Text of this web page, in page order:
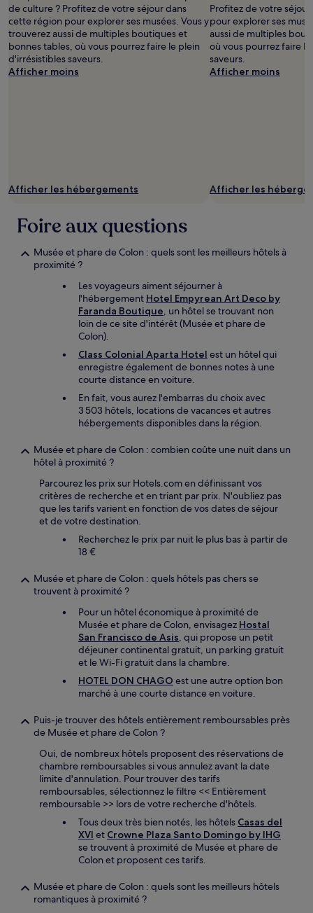
de culture ? Profitez de votre séjour dans
cette région pour explorer ses musées. Vous y
trouverez aussi de multiples boutiques et
bonnes tables, où vous pourrez faire le plein
d'irrésistibles saveurs.
Afficher moins
Afficher les hébergements
Profitez de votre
pour explorer ses
aussi de multiples
où vous pourrez faire
saveurs.
Afficher moins
Afficher les
Foire aux questions
Musée et phare de Colon : quels sont les meilleurs hôtels à
proximité ?
Les voyageurs aiment séjourner à
l'hébergement Hotel Empyrean Art Deco by
Faranda Boutique, un hôtel se trouvant non
loin de ce site d'intérêt (Musée et phare de
Colon).
Class Colonial Aparta Hotel est un hôtel qui
enregistre également de bonnes notes à une
courte distance en voiture.
En fait, vous aurez l'embarras du choix avec
3 503 hôtels, locations de vacances et autres
hébergements disponibles dans la région.
Musée et phare de Colon : combien coûte une nuit dans un
hôtel à proximité ?
Parcourez les prix sur Hotels.com en définissant vos
critères de recherche et en triant par prix. N'oubliez pas
que les tarifs varient en fonction de vos dates de séjour
et de votre destination.
Recherchez le prix par nuit le plus bas à partir de
18 €
Musée et phare de Colon : quels hôtels pas chers se
trouvent à proximité ?
Pour un hôtel économique à proximité de
Musée et phare de Colon, envisagez Hostal
San Francisco de Asis, qui propose un petit
déjeuner continental gratuit, un parking gratuit
et le Wi-Fi gratuit dans la chambre.
HOTEL DON CHAGO est une autre option bon
marché à une courte distance en voiture.
Puis-je trouver des hôtels entièrement remboursables près
de Musée et phare de Colon ?
Oui, de nombreux hôtels proposent des réservations de
chambre remboursables si vous annulez avant la date
limite d'annulation. Pour trouver des tarifs
remboursables, sélectionnez le filtre << Entièrement
remboursable >> lors de votre recherche d'hôtels.
Tous deux très bien notés, les hôtels Casas del
XVI et Crowne Plaza Santo Domingo by IHG
se trouvent à proximité de Musée et phare de
Colon et proposent ces tarifs.
Musée et phare de Colon : quels sont les meilleurs hôtels
romantiques à proximité ?